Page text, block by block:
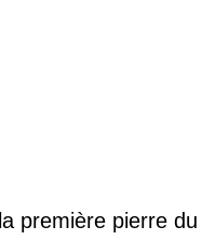
première pierre